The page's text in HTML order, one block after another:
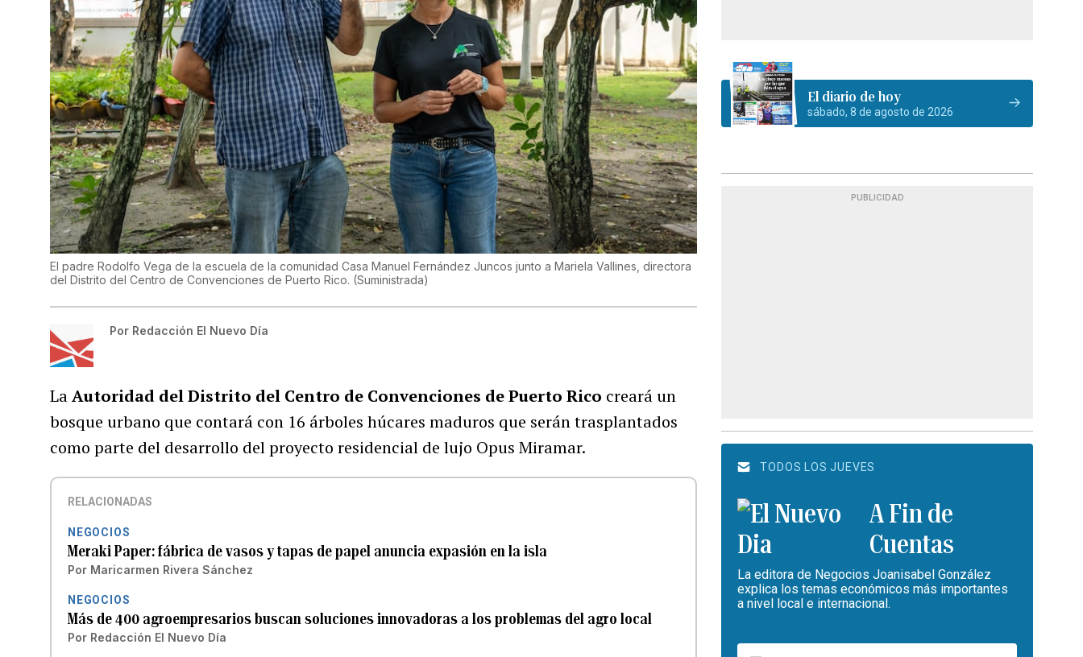
El padre Rodolfo Vega de la escuela de la comunidad Casa Manuel Fernández Juncos junto a Mariela Vallines, directora
del Distrito del Centro de Convenciones de Puerto Rico. (Suministrada)
Por Redacción El Nuevo Día
LaAutoridad del Distrito del Centro de Convenciones de Puerto Rico creará un
bosque urbano que contará con 16 árboles húcares maduros que serán trasplantados
como parte del desarrollo del proyecto residencial de lujo Opus Miramar.
RELACIONADAS
NEGOCIOS
Meraki Paper: fábrica de vasos y tapas de papel anuncia expasión en la isla
Por Maricarmen Rivera Sánchez
NEGOCIOS
Más de 400 agroempresarios buscan soluciones innovadoras a los problemas del agro local
Por Redacción El Nuevo Día
El diario de hoy
sábado, 8 de agosto de 2026
PUBLICIDAD
TODOS LOS JUEVES
A Fin de
Cuentas
La editora de Negocios Joanisabel González
explica los temas económicos más importantes
a nivel local e internacional.